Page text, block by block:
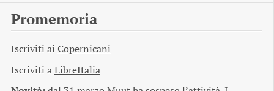
Promemoria
Iscriviti ai Copernicani
Iscriviti aLibreItalia